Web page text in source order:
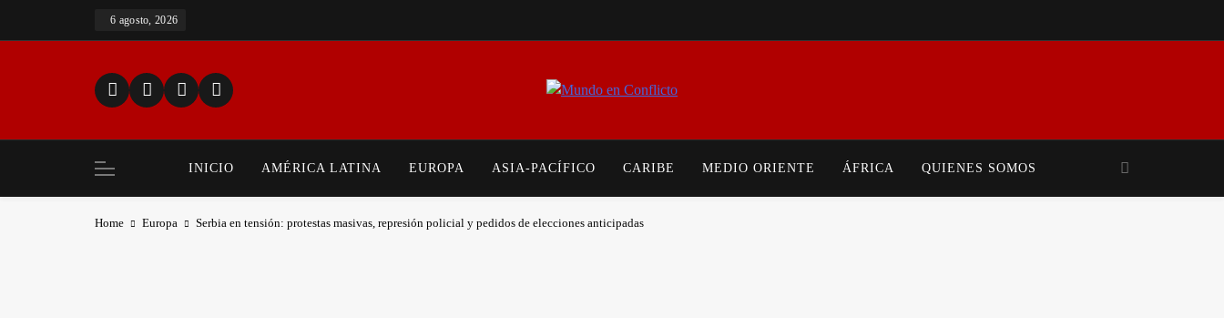
6 agosto, 2026
INICIO AMÉRICA LATINA EUROPA ASIA-PACÍFICO CARIBE MEDIO ORIENTE ÁFRICA QUIENES SOMOS
Home Europa Serbia en tensión: protestas masivas, represión policial y pedidos de elecciones anticipadas